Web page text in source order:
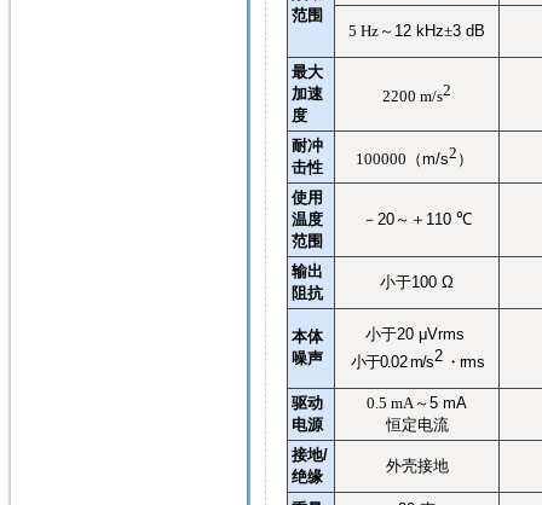
范围
5 Hz～ 12 kHz±3 dB
最大
加速
度
2200 m/s2
耐冲
击性
100000 （m/s2 ）
使用
温度
范围
－20～＋ 110℃
输出
阻抗
小于100 Ω
本体
噪声
小于20 μVrms
小于0.02 m/s2 ・rms
驱动
电源
0.5 mA～5 mA
恒定电流
接地/
绝缘
外壳接地